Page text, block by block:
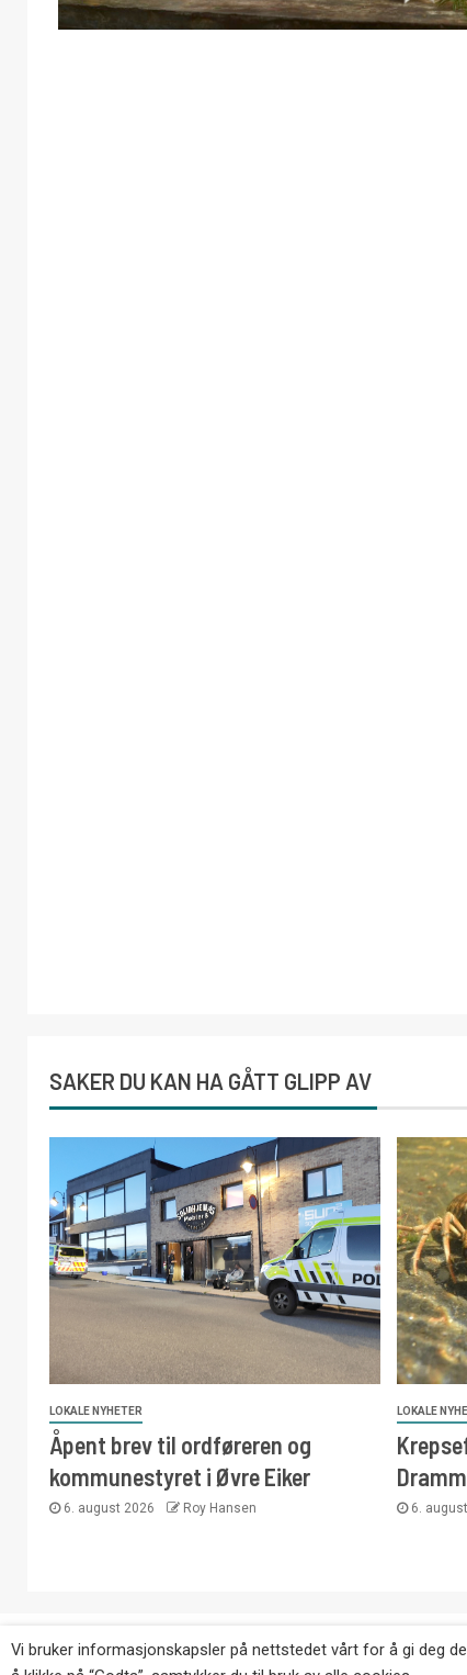
SAKER DU KAN HA GÅTT GLIPP AV
LOKALE NYHETER
Åpent brev til ordføreren og
kommunestyret i Øvre Eiker
6. august 2026 Roy Hansen
LOKALE
6.
Copyright © Eikernytt.no utgis av Roy’s
Vi bruker informasjonskapsler på nettstedet vårt for å gi deg